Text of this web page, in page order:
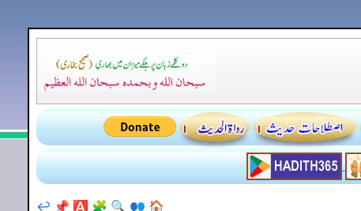
🏠
👥
🔍
🧩
🅰️
📌
↩️